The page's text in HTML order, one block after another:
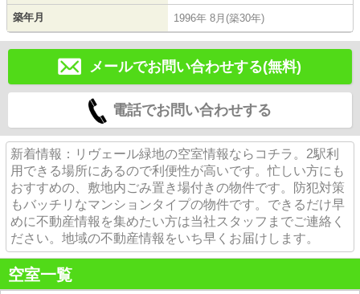
築年月 1996年 8月(築30年)
メールでお問い合わせする(無料)
電話でお問い合わせする
新着情報：リヴェール緑地の空室情報ならコチラ。2駅利
用できる場所にあるので利便性が高いです。忙しい方にも
おすすめの、敷地内ごみ置き場付きの物件です。防犯対策
もバッチリなマンションタイプの物件です。できるだけ早
めに不動産情報を集めたい方は当社スタッフまでご連絡く
ださい。地域の不動産情報をいち早くお届けします。
空室一覧